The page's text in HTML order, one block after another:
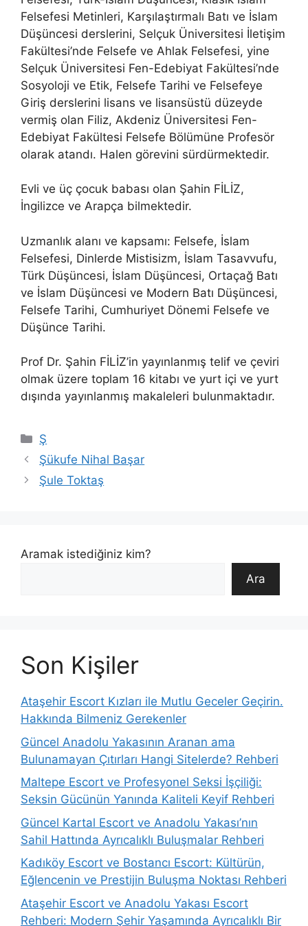
Felsefesi Metinleri, Karşılaştırmalı Batı ve İslam
Düşüncesi derslerini, Selçuk Üniversitesi İletişim
Fakültesi’nde Felsefe ve Ahlak Felsefesi, yine
Selçuk Üniversitesi Fen-Edebiyat Fakültesi’nde
Sosyoloji ve Etik, Felsefe Tarihi ve Felsefeye
Giriş derslerini lisans ve lisansüstü düzeyde
vermiş olan Filiz, Akdeniz Üniversitesi Fen-
Edebiyat Fakültesi Felsefe Bölümüne Profesör
olarak atandı. Halen görevini sürdürmektedir.
Evli ve üç çocuk babası olan Şahin FİLİZ,
İngilizce ve Arapça bilmektedir.
Uzmanlık alanı ve kapsamı: Felsefe, İslam
Felsefesi, Dinlerde Mistisizm, İslam Tasavvufu,
Türk Düşüncesi, İslam Düşüncesi, Ortaçağ Batı
ve İslam Düşüncesi ve Modern Batı Düşüncesi,
Felsefe Tarihi, Cumhuriyet Dönemi Felsefe ve
Düşünce Tarihi.
Prof Dr. Şahin FİLİZ’in yayınlanmış telif ve çeviri
olmak üzere toplam 16 kitabı ve yurt içi ve yurt
dışında yayınlanmış makaleleri bulunmaktadır.
Kategoriler
Ş
Şükufe Nihal Başar
Şule Toktaş
Aramak istediğiniz kim?
Ara
Son Kişiler
Ataşehir Escort Kızları ile Mutlu Geceler Geçirin.
Hakkında Bilmeniz Gerekenler
Güncel Anadolu Yakasının Aranan ama
Bulunamayan Çıtırları Hangi Sitelerde? Rehberi
Maltepe Escort ve Profesyonel Seksi İşçiliği:
Seksin Gücünün Yanında Kaliteli Keyif Rehberi
Güncel Kartal Escort ve Anadolu Yakası’nın
Sahil Hattında Ayrıcalıklı Buluşmalar Rehberi
Kadıköy Escort ve Bostancı Escort: Kültürün,
Eğlencenin ve Prestijin Buluşma Noktası Rehberi
Ataşehir Escort ve Anadolu Yakası Escort
Rehberi: Modern Şehir Yaşamında Ayrıcalıklı Bir